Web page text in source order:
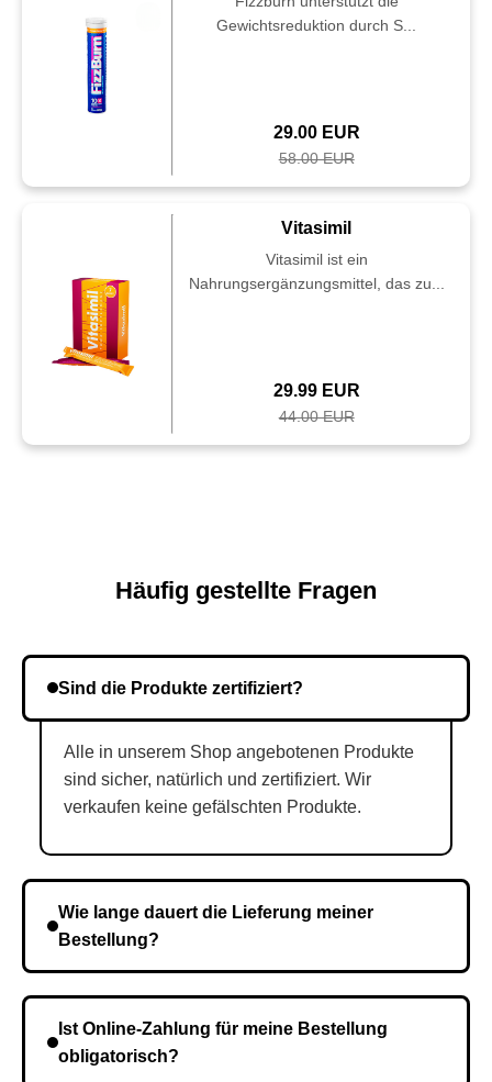
Gewichtsreduktion durch S...
29.00 EUR
58.00 EUR
Vitasimil
Vitasimil ist ein
Nahrungsergänzungsmittel, das zu...
29.99 EUR
44.00 EUR
Häufig gestellte Fragen
Sind die Produkte zertifiziert?
Alle in unserem Shop angebotenen Produkte
sind sicher, natürlich und zertifiziert. Wir
verkaufen keine gefälschten Produkte.
Wie lange dauert die Lieferung meiner
Bestellung?
Kurierdienst und die Zeit hängt davon ab.
Ist Online-Zahlung für meine Bestellung
obligatorisch?